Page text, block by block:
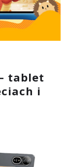
tablet
i